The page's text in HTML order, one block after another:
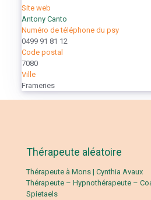
Site web
Antony Canto
Numéro de téléphone du psy
0499 91 81 12
Code postal
7080
Ville
Frameries
Thérapeute aléatoire
Thérapeute à Mons | Cynthia Avaux
Thérapeute – Hypnothérapeute –
Spietaels